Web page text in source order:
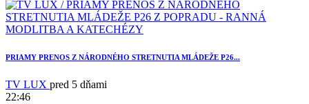
PRIAMY PRENOS Z NÁRODNÉHO STRETNUTIA MLÁDEŽE P26...
TV LUX pred 5 dňami
22:46